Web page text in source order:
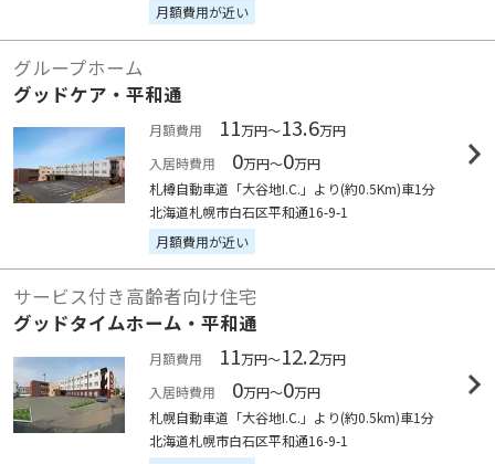
月額費用が近い
グループホーム
グッドケア・平和通
月額費用 11万円～13.6万円
入居時費用
0万円～0万円
札樽自動車道「大谷地I.C.」より(約0.5Km)車1分
北海道札幌市白石区平和通16-9-1
月額費用が近い
サービス付き高齢者向け住宅
グッドタイムホーム・平和通
月額費用 11万円～12.2万円
入居時費用
0万円～0万円
札幌自動車道「大谷地I.C.」より(約0.5km)車1分
北海道札幌市白石区平和通16-9-1